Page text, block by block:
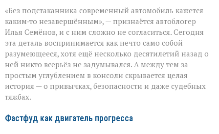
незаметный
герой
автомобильного
салона
«Без подстаканника современный автомобиль кажется
каким‑то незавершённым», — признаётся автоблогер
Илья Семёнов, и с ним сложно не согласиться. Сегодня
эта деталь воспринимается как нечто само собой
разумеющееся, хотя ещё несколько десятилетий назад о
ней никто всерьёз не задумывался. А между тем за
простым углублением в консоли скрывается целая
история — о привычках, безопасности и даже судебных
тяжбах.
Фастфуд как двигатель прогресса